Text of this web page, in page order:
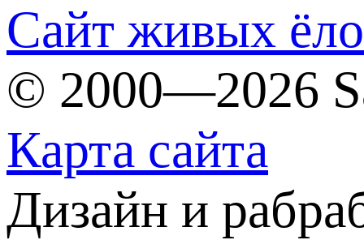
Сайт живых
© 2000—2026
Карта сайта
Дизайн и